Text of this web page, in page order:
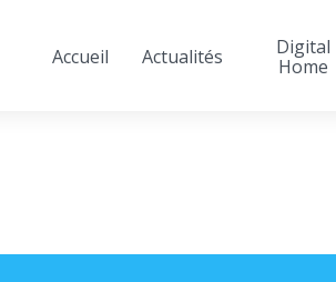
Accueil Actualités
Digital
Home